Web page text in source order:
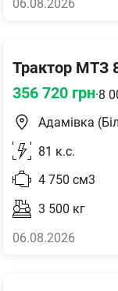
06.08.2026
Трактор МТЗ
356 720 грн·8
81 к.с.
4 750 см3
3 500 кг
06.08.2026